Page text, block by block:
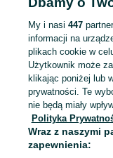
Mapa ministron
Popularne wyszukiwania
My i nasi 447
informacji na
plikach cookie w
Użytkownik może
klikając poniżej lub
prywatności. Te
nie będą miały
Polityka
Wraz z naszymi
zapewnienia: